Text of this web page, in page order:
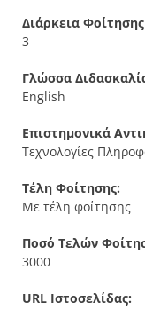
Διάρκεια
3
Γλώσσα
English
Επιστημονικά
Τεχνολογίες
Τέλη Φοίτησης:
Με τέλη φοίτησης
Ποσό Τελών
3000
URL Ιστοσελίδας: